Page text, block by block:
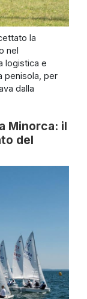
la
nel
logistica e
penisola, per
dalla
Minorca: il
del